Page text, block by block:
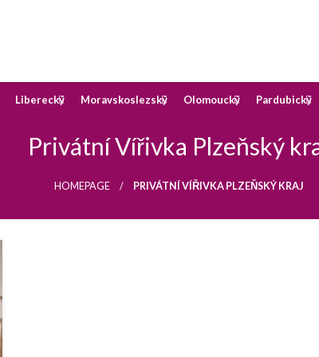
v destinaci, kterou preferujete
Liberecký Moravskoslezský Olomoucký Pardubický
Privátní Vířivka Plzeňský
HOMEPAGE PRIVÁTNÍ VÍŘIVKA PLZEŇSKÝ KRAJ